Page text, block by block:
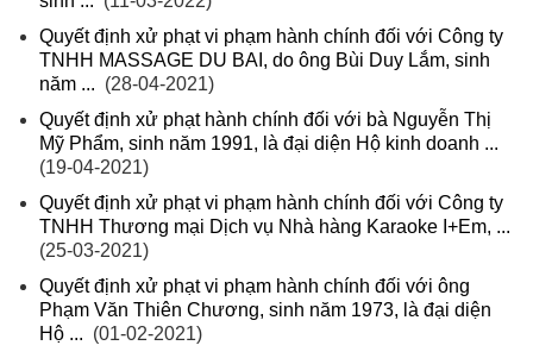
Quyết định xử phạt vi phạm hành chính đối với Công ty
TNHH MASSAGE DU BAI, do ông Bùi Duy Lắm, sinh
năm ... (28-04-2021)
Quyết định xử phạt hành chính đối với bà Nguyễn Thị
Mỹ Phẩm, sinh năm 1991, là đại diện Hộ kinh doanh ...
(19-04-2021)
Quyết định xử phạt vi phạm hành chính đối với Công ty
TNHH Thương mại Dịch vụ Nhà hàng Karaoke I+Em, ...
(25-03-2021)
Quyết định xử phạt vi phạm hành chính đối với ông
Phạm Văn Thiên Chương, sinh năm 1973, là đại diện
Hộ ... (01-02-2021)